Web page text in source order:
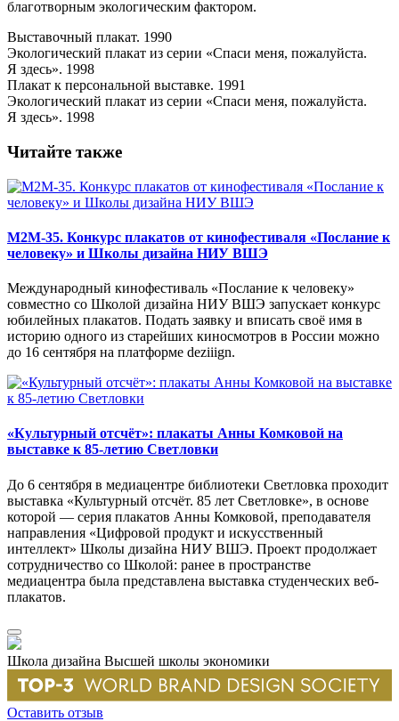
благотворным экологическим фактором.
Выставочный плакат. 1990
Экологический плакат из серии «Спаси меня, пожалуйста.
Я здесь». 1998
Плакат к персональной выставке. 1991
Экологический плакат из серии «Спаси меня, пожалуйста.
Я здесь». 1998
Читайте также
M2M-35. Конкурс плакатов от кинофестиваля «Послание к
человеку» и Школы дизайна НИУ ВШЭ
Международный кинофестиваль «Послание к человеку»
совместно со Школой дизайна НИУ ВШЭ запускает конкурс
юбилейных плакатов. Подать заявку и вписать своё имя в
историю одного из старейших киносмотров в России можно
до 16 сентября на платформе deziiign.
«Культурный отсчёт»: плакаты Анны Комковой на
выставке к 85-летию Светловки
До 6 сентября в медиацентре библиотеки Светловка проходит
выставка «Культурный отсчёт. 85 лет Светловке», в основе
которой — серия плакатов Анны Комковой, преподавателя
направления «Цифровой продукт и искусственный
интеллект» Школы дизайна НИУ ВШЭ. Проект продолжает
сотрудничество со Школой: ранее в пространстве
медиацентра была представлена выставка студенческих веб-
плакатов.
Школа дизайна Высшей школы экономики
Оставить отзыв